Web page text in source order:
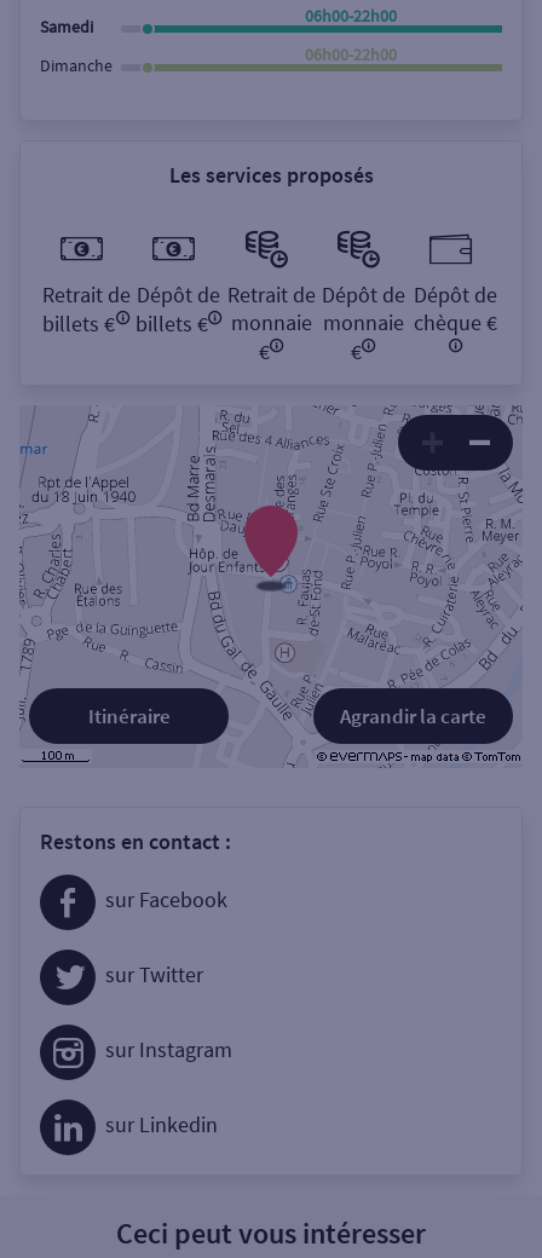
Samedi
06h00-22h00
Dimanche
06h00-22h00
Les services proposés
Retrait de
billets €
Dépôt de
billets €
Retrait de
monnaie
€
Dépôt de
monnaie
€
Dépôt de
chèque €
Agrandir la carte
Itinéraire
Restons en contact :
sur Facebook
sur Twitter
sur Instagram
sur Linkedin
Ceci peut vous intéresser